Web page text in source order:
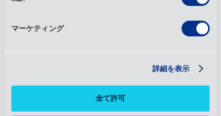
マーケティング
詳細を表示
全て許可
OIA Global 拡張可能な倉庫容量と柔軟な流通OIA Global 、繁
OIAは在庫サイクルが激しい時期にも迅速なサービスを提供
し、企業が業務規模の拡大や移転を行い、需要変動に対応で
安心をお届けする